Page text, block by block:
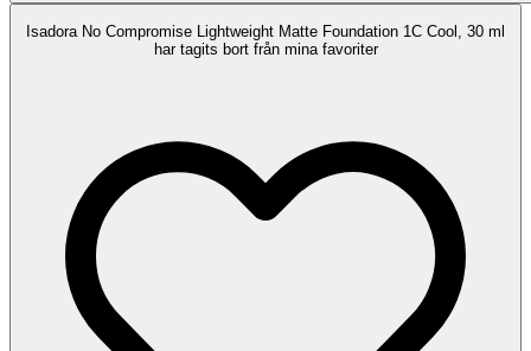
Isadora No Compromise Lightweight Matte Foundation 1C Cool, 30 ml
har tagits bort från mina favoriter